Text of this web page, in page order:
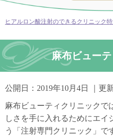
ヒアルロン酸注射のできるクリニック特
麻布ビュー
公開日： 2019年10月4日 ｜更
麻布ビューティクリニックで
しさを手に入れるためにエ
う「注射専門クリニック」